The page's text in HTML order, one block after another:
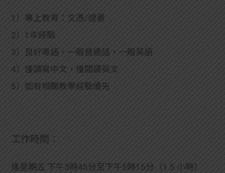
1）專上教育：文憑/證書
2）1年經驗
3）良好粵語，一般普通話，一般英語
4）懂讀寫中文，懂閱讀英文
5）如有相關教學經驗優先
工作時間：
逢星期五 下午3時45分至下午5時15分（1.5 小時）